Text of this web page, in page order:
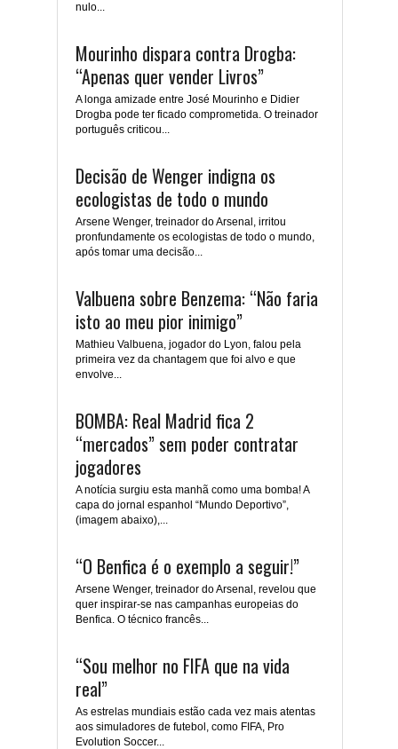
nulo...
Mourinho dispara contra Drogba:
“Apenas quer vender Livros”
A longa amizade entre José Mourinho e Didier
Drogba pode ter ficado comprometida. O treinador
português criticou...
Decisão de Wenger indigna os
ecologistas de todo o mundo
Arsene Wenger, treinador do Arsenal, irritou
pronfundamente os ecologistas de todo o mundo,
após tomar uma decisão...
Valbuena sobre Benzema: “Não faria
isto ao meu pior inimigo”
Mathieu Valbuena, jogador do Lyon, falou pela
primeira vez da chantagem que foi alvo e que
envolve...
BOMBA: Real Madrid fica 2
“mercados” sem poder contratar
jogadores
A notícia surgiu esta manhã como uma bomba! A
capa do jornal espanhol “Mundo Deportivo”,
(imagem abaixo),...
“O Benfica é o exemplo a seguir!”
Arsene Wenger, treinador do Arsenal, revelou que
quer inspirar-se nas campanhas europeias do
Benfica. O técnico francês...
“Sou melhor no FIFA que na vida
real”
As estrelas mundiais estão cada vez mais atentas
aos simuladores de futebol, como FIFA, Pro
Evolution Soccer...